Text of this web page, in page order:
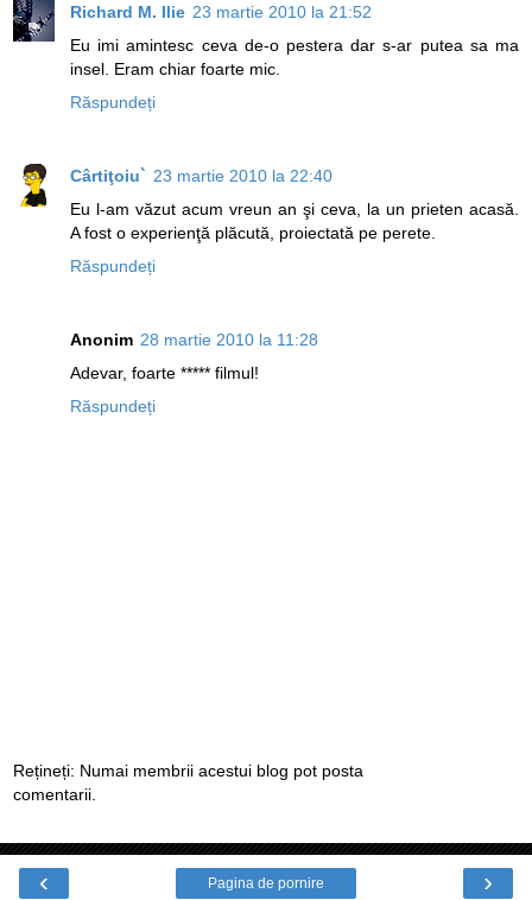
Richard M. Ilie 23 martie 2010 la 21:52
Eu imi amintesc ceva de-o pestera dar s-ar putea sa ma
insel. Eram chiar foarte mic.
Răspundeți
Cârtiţoiu` 23 martie 2010 la 22:40
Eu l-am văzut acum vreun an şi ceva, la un prieten acasă.
A fost o experienţă plăcută, proiectată pe perete.
Răspundeți
Anonim 28 martie 2010 la 11:28
Adevar, foarte ***** filmul!
Răspundeți
Rețineți: Numai membrii acestui blog pot posta
comentarii.
‹ ›
Pagina de pornire